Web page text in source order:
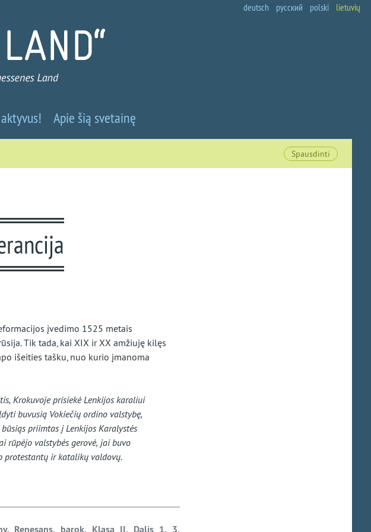
deutsch русский polski lietuvių
Apie šią svetainę
Spausdinti
įvedimo 1525 metais
Tik tada, kai XIX ir XX amžiuję kilęs
išeities tašku, nuo kurio įmanoma
Krokuvoje prisiekė Lenkijos karaliui
buvusią Vokiečių ordino valstybę,
priimtas į Lenkijos Karalystės
rūpėjo valstybės gerovė, jai buvo
protestantų ir katalikų valdovų.
Renesans, barok. Klasa II. Dalis 1. 3.